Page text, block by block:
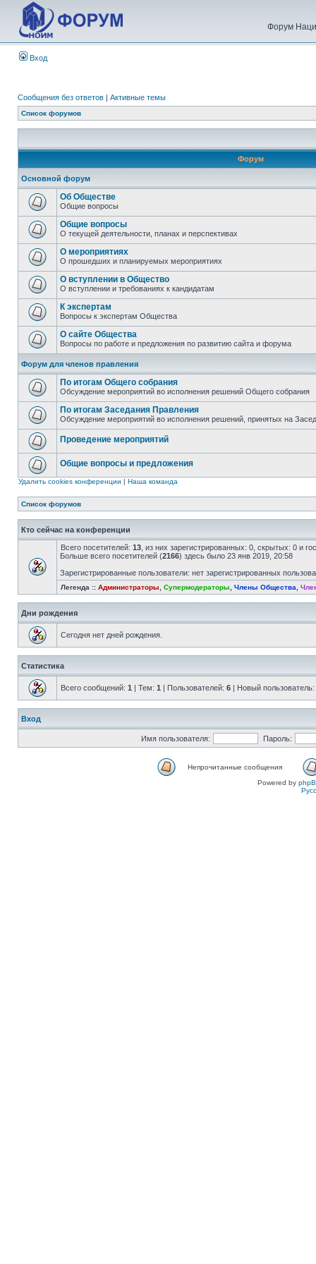
Форум
Вход
Сообщения без ответов | Активные темы
Список форумов
Форум
Основной форум
Об Обществе
Общие вопросы
Общие вопросы
О текущей деятельности, планах и перспективах
О мероприятиях
О прошедших и планируемых мероприятиях
О вступлении в Общество
О вступлении и требованиях к кандидатам
К экспертам
Вопросы к экспертам Общества
О сайте Общества
Вопросы по работе и предложения по развитию сайта и форума
Форум для членов правления
По итогам Общего собрания
Обсуждение мероприятий во исполнения решений Общего собрания
По итогам Заседания Правления
Обсуждение мероприятий во исполнения решений, принятых на
Проведение мероприятий
Общие вопросы и предложения
Удалить cookies конференции | Наша команда
Список форумов
Кто сейчас на конференции
Всего посетителей: 13 , из них зарегистрированных: 0, скрытых: 0 и
Больше всего посетителей (2166) здесь было 23 янв 2019, 20:58
Зарегистрированные пользователи: нет зарегистрированных
Легенда :: Администраторы Супермодераторы Члены Общества
Дни рождения
Сегодня нет дней рождения.
Статистика
Всего сообщений: 1 | Тем: 1 | Пользователей: 6 | Новый пользователь:
Вход
Имя пользователя: Пароль:
Непрочитанные сообщения
Powered by